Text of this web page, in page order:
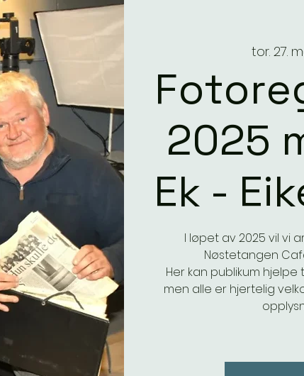
tor. 27.
2025
Ek -
I løpet av 2025 vil vi
Nøstetangen
Her kan publikum
men alle er hjertelig